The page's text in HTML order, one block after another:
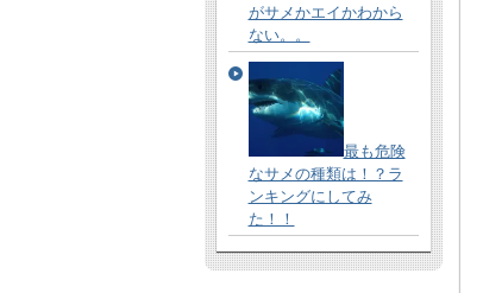
がサメかエイかわから
ない。。
最も危険
なサメの種類は！？ラ
ンキングにしてみ
た！！